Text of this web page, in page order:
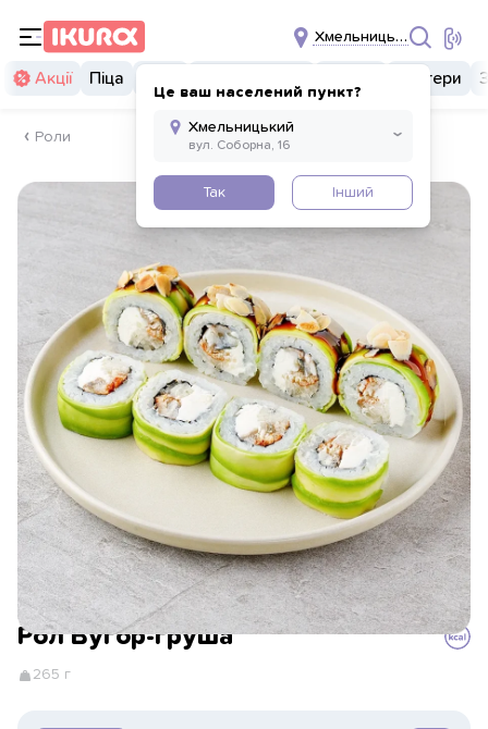
Хмельницький
Це ваш населений пункт?
Так Інший
Акції Піца Бургери
Роли
Рол Вугор-груша
265 г